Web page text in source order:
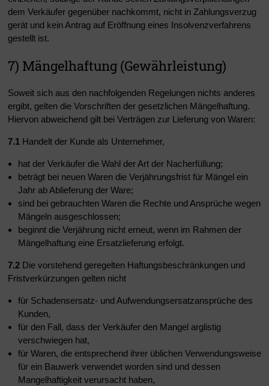
dem Verkäufer gegenüber nachkommt, nicht in Zahlungsverzug
gerät und kein Antrag auf Eröffnung eines Insolvenzverfahrens
gestellt ist.
7) Mängelhaftung (Gewährleistung)
Soweit sich aus den nachfolgenden Regelungen nichts anderes
ergibt, gelten die Vorschriften der gesetzlichen Mängelhaftung.
Hiervon abweichend gilt bei Verträgen zur Lieferung von Waren:
7.1 Handelt der Kunde als Unternehmer,
hat der Verkäufer die Wahl der Art der Nacherfüllung;
beträgt bei neuen Waren die Verjährungsfrist für Mängel ein
Jahr ab Ablieferung der Ware;
sind bei gebrauchten Waren die Rechte und Ansprüche wegen
Mängeln ausgeschlossen;
beginnt die Verjährung nicht erneut, wenn im Rahmen der
Mängelhaftung eine Ersatzlieferung erfolgt.
7.2 Die vorstehend geregelten Haftungsbeschränkungen und
Fristverkürzungen gelten nicht
für Schadensersatz- und Aufwendungsersatzansprüche des
Kunden,
für den Fall, dass der Verkäufer den Mangel arglistig
verschwiegen hat,
für Waren, die entsprechend ihrer üblichen Verwendungsweise
für ein Bauwerk verwendet worden sind und dessen
Mangelhaftigkeit verursacht haben,